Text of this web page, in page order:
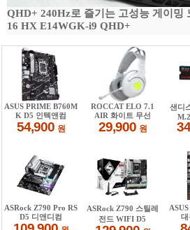
QHD+ 240Hz로 즐기는 고성능 게이밍
16 HX E14WGK-i9 QHD+